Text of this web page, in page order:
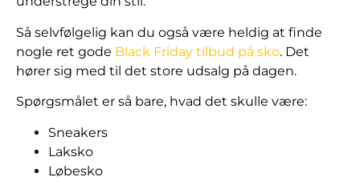
Så selvfølgelig kan du også være heldig at finde
nogle ret gode Black Friday tilbud på sko. Det
hører sig med til det store udsalg på dagen.
Spørgsmålet er så bare, hvad det skulle være:
Sneakers
Laksko
Løbesko